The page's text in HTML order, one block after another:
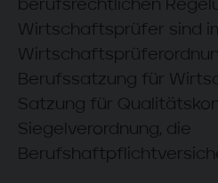
berufsrechtlichen
Wirtschaftsprüfer sind
Berufssatzung für
Satzung für
Siegelverordnung, die
der Auskunft
unter
Ihre Interessen
sind, weil sie